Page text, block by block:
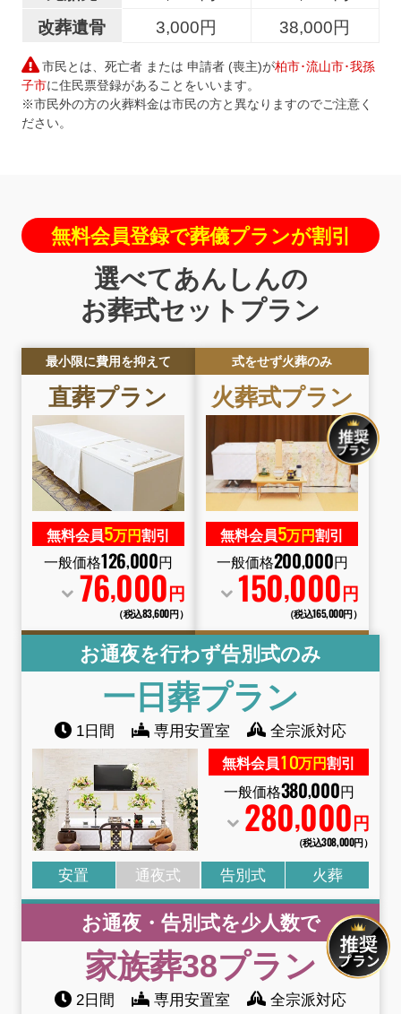
改葬遺骨
3,000円 38,000円
市民とは、死亡者 または 申請者 (喪主)が柏市･流山市･我孫
子市に住民票登録があることをいいます。
※市民外の方の火葬料金は市民の方と異なりますのでご注意く
ださい。
無料会員登録で葬儀プランが割引
選べてあんしんの
お葬式セットプラン
最小限に費用を抑えて
直葬プラン
無料会員5万円割引
一般価格126,000円
76,000 円
（税込83,600円）
式をせず火葬のみ
火葬式プラン
無料会員5万円割引
一般価格200,000円
150,000 円
（税込165,000円）
お通夜を行わず告別式のみ
一日葬プラン
1日間 専用安置室 全宗派対応
無料会員10万円割引
一般価格380,000円
280,000 円
（税込308,000円）
安置 通夜式 告別式 火葬
お通夜・告別式を少人数で
家族葬38プラン
2日間 専用安置室 全宗派対応